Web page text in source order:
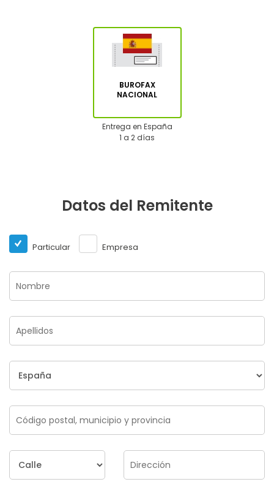
BUROFAX
NACIONAL
Entrega en España
1 a 2 días
Datos del Remitente
Particular Empresa